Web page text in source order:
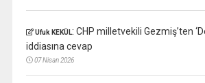
Ufuk KEKÜL: CHP milletvekili Gezmiş’ten
iddiasına cevap
07 Nisan 2026